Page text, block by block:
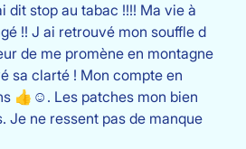
dit stop au tabac !!!! Ma vie à
!! J ai retrouvé mon souffle d
de me promène en montagne
sa clarté ! Mon compte en
👍☺️. Les patches mon bien
Je ne ressent pas de manque